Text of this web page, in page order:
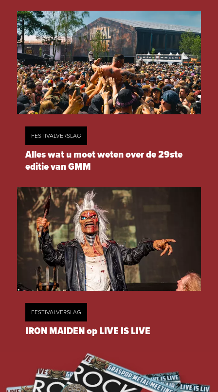
FESTIVALVERSLAG
Alles wat u moet weten over de 29ste
editie van GMM
FESTIVALVERSLAG
IRON MAIDEN op LIVE IS LIVE